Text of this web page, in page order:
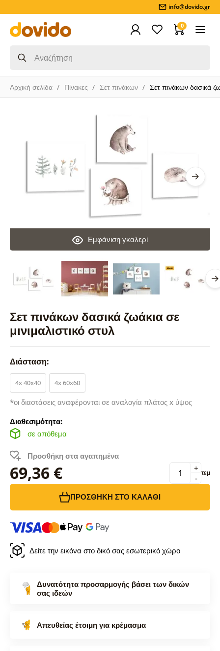
info@dovido.gr
0
Αρχική σελίδα Πίνακες Σετ πινάκων Σετ πινάκων δασικά
Σετ πινάκων δασικά ζωάκια σε
μινιμαλιστικό στυλ
Εμφάνιση γκαλερί
Διάσταση:
4x 40x40 4x 60x60
*οι διαστάσεις αναφέρονται σε αναλογία πλάτος x ύψος
Διαθεσιμότητα:
σε απόθεμα
Προσθήκη στα αγαπημένα
69,36 € -
+ τεμ
ΠΡΟΣΘΉΚΗ ΣΤΟ ΚΑΛΆΘΙ
Δείτε την εικόνα στο δικό σας εσωτερικό χώρο
Δυνατότητα προσαρμογής βάσει των δικών
σας ιδεών
Απευθείας έτοιμη για κρέμασμα